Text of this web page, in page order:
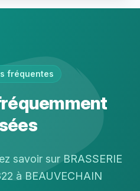
fréquentes
savoir sur BRASSERIE
à BEAUVECHAIN